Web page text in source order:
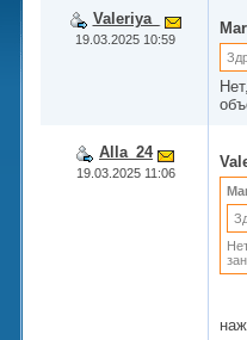
Valeriya_
19.03.2025 10:59
Alla_24
19.03.2025 11:06